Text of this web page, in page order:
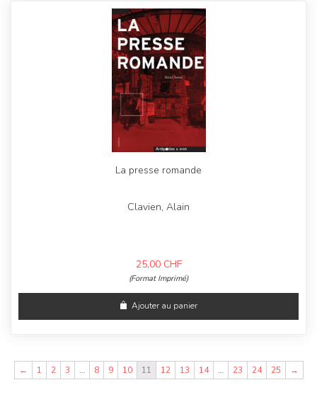
La presse romande
Clavien, Alain
25,00 CHF
(Format Imprimé)
Ajouter au panier
← 1 2 3 … 8 9 10 11 12 13 14 … 23 24 25 →